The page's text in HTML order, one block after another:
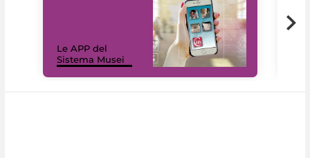
Le APP del
Sistema Musei